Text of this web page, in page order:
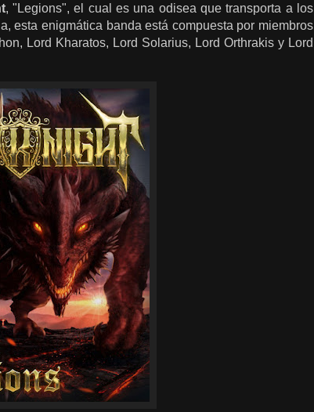
, "Legions", el cual es una odisea que transporta a los
esta enigmática banda está compuesta por miembros
Lord Kharatos, Lord Solarius, Lord Orthrakis y Lord